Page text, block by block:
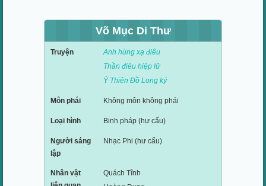
Võ Mục Di Thư
Truyện
Anh hùng xạ điêu
Thần điêu hiệp lữ
Ỷ Thiên Đồ Long ký
Môn phái Không môn không phái
Loại hình Binh pháp (hư cấu)
Người sáng
lập
Nhạc Phi (hư cấu)
Nhân vật
Quách Tĩnh